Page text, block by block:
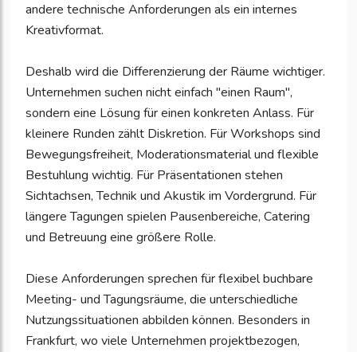
andere technische Anforderungen als ein internes
Kreativformat.
Deshalb wird die Differenzierung der Räume wichtiger.
Unternehmen suchen nicht einfach "einen Raum",
sondern eine Lösung für einen konkreten Anlass. Für
kleinere Runden zählt Diskretion. Für Workshops sind
Bewegungsfreiheit, Moderationsmaterial und flexible
Bestuhlung wichtig. Für Präsentationen stehen
Sichtachsen, Technik und Akustik im Vordergrund. Für
längere Tagungen spielen Pausenbereiche, Catering
und Betreuung eine größere Rolle.
Diese Anforderungen sprechen für flexibel buchbare
Meeting- und Tagungsräume, die unterschiedliche
Nutzungssituationen abbilden können. Besonders in
Frankfurt, wo viele Unternehmen projektbezogen,